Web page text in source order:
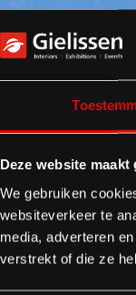
Deze website
We gebruiken
websiteverkeer te
media, adverteren
verstrekt of die ze